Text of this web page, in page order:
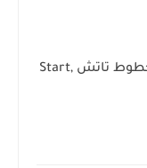
كل شيئ عن خطوط تاتش Start,